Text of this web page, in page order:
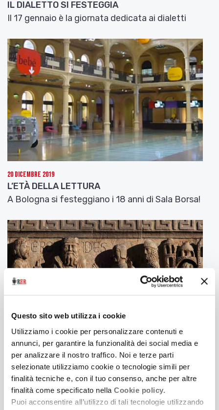
Questo sito web utilizza i cookie
Utilizziamo i cookie per personalizzare contenuti e
annunci, per garantire la funzionalità dei social media e
per analizzare il nostro traffico. Noi e terze parti
selezionate utilizziamo cookie o tecnologie simili per
finalità tecniche e, con il tuo consenso, anche per altre
finalità come specificato nella Cookie policy.
Puoi acconsentire all’utilizzo di tali tecnologie utilizzando
IL DIALETTO SI FESTEGGIA
Il 17 gennaio è la giornata dedicata ai dialetti
20 Dicembre 2019
L’ETÀ DELLA LETTURA
A Bologna si festeggiano i 18 anni di Sala Borsa!
12 Dicembre 2019
UN TESORO DI ARCHITETTURE E DI CAMMINI
Firmata la convenzione tra la Regione e la
Conferenza Episcopale dell'Emilia-Romagna per la
promozione e la valorizzazione del turismo e del